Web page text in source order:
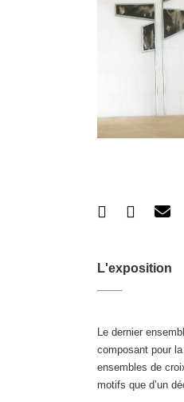
L'exposition
Le dernier
composant pour
ensembles de
motifs que d’un